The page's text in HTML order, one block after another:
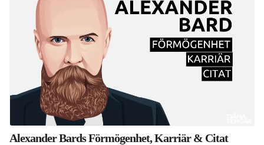
Alexander Bards Förmögenhet, Karriär & Citat